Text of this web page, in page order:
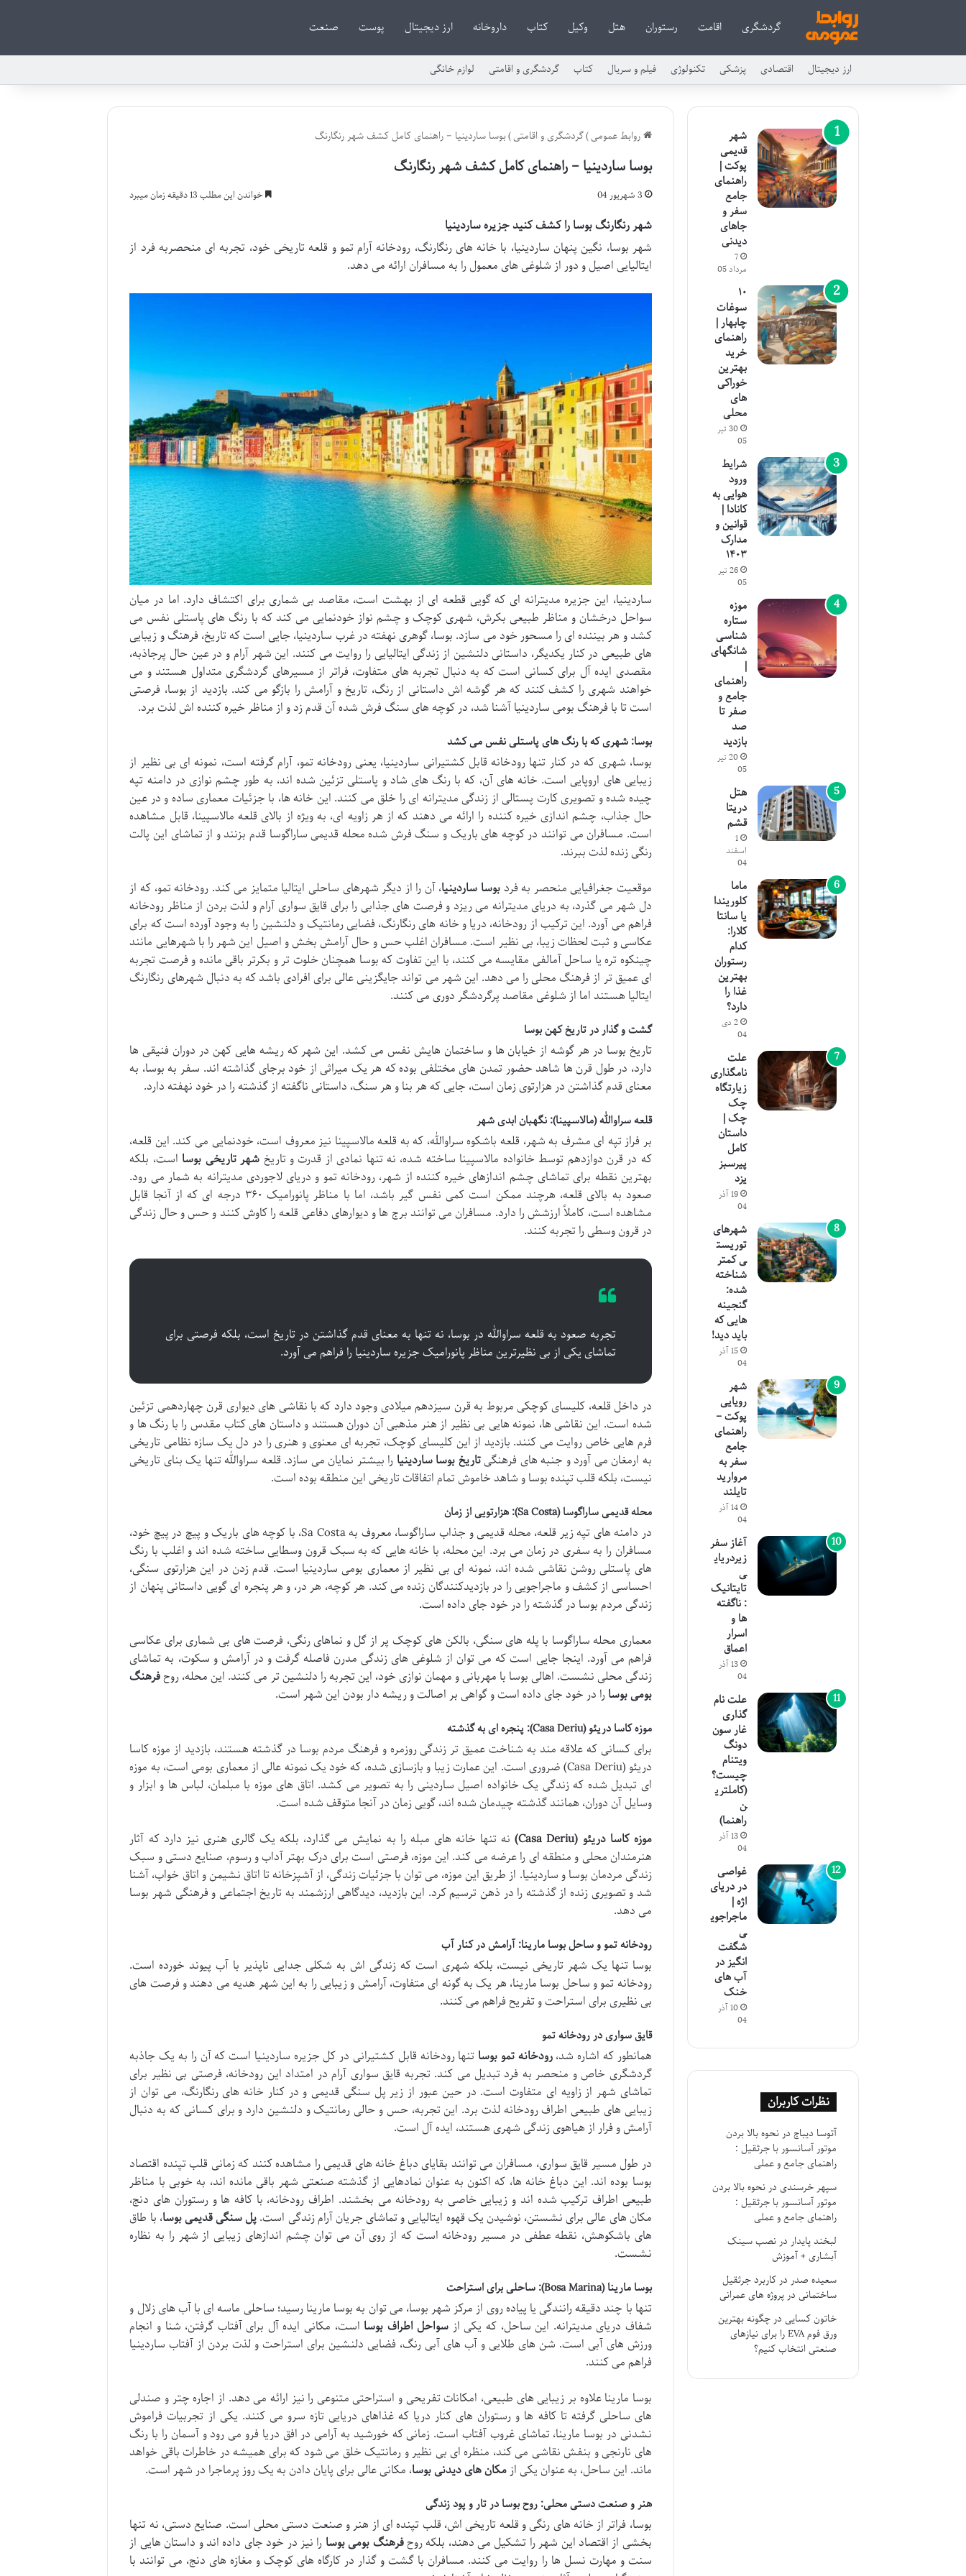
گردشگری اقامت رستوران هتل وکیل کتاب داروخانه ارز دیجیتال پوست صنعت
ارز دیجیتال اقتصادی پزشکی تکنولوژی فیلم و سریال کتاب گردشگری و اقامتی لوازم خانگی
روابط عمومی)گردشگری و اقامتی)بوسا ساردینیا – راهنمای کامل کشف شهر رنگارنگ
بوسا ساردینیا – راهنمای کامل کشف شهر رنگارنگ
3 شهریور 04 خواندن این مطلب 13 دقیقه زمان میبرد
شهر رنگارنگ بوسا را ​​کشف کنید جزیره ساردینیا
شهر بوسا، نگین پنهان ساردینیا، با خانه های رنگارنگ، رودخانه آرام تمو و قلعه تاریخی خود، تجربه ای منحصربه فرد از
ایتالیایی اصیل و دور از شلوغی های معمول را به مسافران ارائه می دهد.
ساردینیا، این جزیره مدیترانه ای که گویی قطعه ای از بهشت است، مقاصد بی شماری برای اکتشاف دارد. اما در میان
سواحل درخشان و مناظر طبیعی بکرش، شهری کوچک و چشم نواز خودنمایی می کند که با رنگ های پاستلی نفس می
کشد و هر بیننده ای را مسحور خود می سازد. بوسا، گوهری نهفته در غرب ساردینیا، جایی است که تاریخ، فرهنگ و زیبایی
های طبیعی در کنار یکدیگر، داستانی دلنشین از زندگی ایتالیایی را روایت می کنند. این شهر آرام و در عین حال پرجاذبه،
مقصدی ایده آل برای کسانی است که به دنبال تجربه های متفاوت، فراتر از مسیرهای گردشگری متداول هستند و می
خواهند شهری را کشف کنند که هر گوشه اش داستانی از رنگ، تاریخ و آرامش را بازگو می کند. بازدید از بوسا، فرصتی
است تا با فرهنگ بومی ساردینیا آشنا شد، در کوچه های سنگ فرش شده آن قدم زد و از مناظر خیره کننده اش لذت برد.
بوسا: شهری که با رنگ های پاستلی نفس می کشد
بوسا، شهری که در کنار تنها رودخانه قابل کشتیرانی ساردینیا، یعنی رودخانه تمو، آرام گرفته است، نمونه ای بی نظیر از
زیبایی های اروپایی است. خانه های آن، که با رنگ های شاد و پاستلی تزئین شده اند، به طور چشم نوازی در دامنه تپه
چیده شده و تصویری کارت پستالی از زندگی مدیترانه ای را خلق می کنند. این خانه ها، با جزئیات معماری ساده و در عین
حال جذاب، چشم اندازی خیره کننده را ارائه می دهند که از هر زاویه ای، به ویژه از بالای قلعه مالاسپینا، قابل مشاهده
است. مسافران می توانند در کوچه های باریک و سنگ فرش شده محله قدیمی ساراگوسا قدم بزنند و از تماشای این پالت
رنگی زنده لذت ببرند.
موقعیت جغرافیایی منحصر به فردبوسا ساردینیا، آن را از دیگر شهرهای ساحلی ایتالیا متمایز می کند. رودخانه تمو، که از
دل شهر می گذرد، به دریای مدیترانه می ریزد و فرصت های جذابی را برای قایق سواری آرام و لذت بردن از مناظر رودخانه
فراهم می آورد. این ترکیب از رودخانه، دریا و خانه های رنگارنگ، فضایی رمانتیک و دلنشین را به وجود آورده است که برای
عکاسی و ثبت لحظات زیبا، بی نظیر است. مسافران اغلب حس و حال آرامش بخش و اصیل این شهر را با شهرهایی مانند
چینکوه تره یا ساحل آمالفی مقایسه می کنند، با این تفاوت که بوسا همچنان خلوت تر و بکرتر باقی مانده و فرصت تجربه
ای عمیق تر از فرهنگ محلی را می دهد. این شهر می تواند جایگزینی عالی برای افرادی باشد که به دنبال شهرهای رنگارنگ
ایتالیا هستند اما از شلوغی مقاصد پرگردشگر دوری می کنند.
گشت و گذار در تاریخ کهن بوسا
تاریخ بوسا در هر گوشه از خیابان ها و ساختمان هایش نفس می کشد. این شهر که ریشه هایی کهن در دوران فنیقی ها
دارد، در طول قرن ها شاهد حضور تمدن های مختلفی بوده که هر یک میراثی از خود برجای گذاشته اند. سفر به بوسا، به
معنای قدم گذاشتن در هزارتوی زمان است، جایی که هر بنا و هر سنگ، داستانی ناگفته از گذشته را در خود نهفته دارد.
قلعه سراوالله (مالاسپینا): نگهبان ابدی شهر
بر فراز تپه ای مشرف به شهر، قلعه باشکوه سراوالله، که به قلعه مالاسپینا نیز معروف است، خودنمایی می کند. این قلعه،
که در قرن دوازدهم توسط خانواده مالاسپینا ساخته شده، نه تنها نمادی از قدرت و تاریخ شهر تاریخی بوسا است، بلکه
بهترین نقطه برای تماشای چشم اندازهای خیره کننده از شهر، رودخانه تمو و دریای لاجوردی مدیترانه به شمار می رود.
صعود به بالای قلعه، هرچند ممکن است کمی نفس گیر باشد، اما با مناظر پانورامیک ۳۶۰ درجه ای که از آنجا قابل
مشاهده است، کاملاً ارزشش را دارد. مسافران می توانند برج ها و دیوارهای دفاعی قلعه را کاوش کنند و حس و حال زندگی
در قرون وسطی را تجربه کنند.
تجربه صعود به قلعه سراوالله در بوسا، نه تنها به معنای قدم گذاشتن در تاریخ است، بلکه فرصتی برای
تماشای یکی از بی نظیرترین مناظر پانورامیک جزیره ساردینیا را فراهم می آورد.
در داخل قلعه، کلیسای کوچکی مربوط به قرن سیزدهم میلادی وجود دارد که با نقاشی های دیواری قرن چهاردهمی تزئین
شده است. این نقاشی ها، نمونه هایی بی نظیر از هنر مذهبی آن دوران هستند و داستان های کتاب مقدس را با رنگ ها و
فرم هایی خاص روایت می کنند. بازدید از این کلیسای کوچک، تجربه ای معنوی و هنری را در دل یک سازه نظامی تاریخی
به ارمغان می آورد و جنبه های فرهنگیتاریخ بوسا ساردینیا را بیشتر نمایان می سازد. قلعه سراوالله تنها یک بنای تاریخی
نیست، بلکه قلب تپنده بوسا و شاهد خاموش تمام اتفاقات تاریخی این منطقه بوده است.
محله قدیمی ساراگوسا (Sa Costa): هزارتویی از زمان
در دامنه های تپه زیر قلعه، محله قدیمی و جذاب ساراگوسا، معروف به Sa Costa، با کوچه های باریک و پیچ در پیچ خود،
مسافران را به سفری در زمان می برد. این محله، با خانه هایی که به سبک قرون وسطایی ساخته شده اند و اغلب با رنگ
های پاستلی روشن نقاشی شده اند، نمونه ای بی نظیر از معماری بومی ساردینیا است. قدم زدن در این هزارتوی سنگی،
احساسی از کشف و ماجراجویی را در بازدیدکنندگان زنده می کند. هر کوچه، هر در، و هر پنجره ای گویی داستانی پنهان از
زندگی مردم بوسا در گذشته را در خود جای داده است.
معماری محله ساراگوسا با پله های سنگی، بالکن های کوچک پر از گل و نماهای رنگی، فرصت های بی شماری برای عکاسی
فراهم می آورد. اینجا جایی است که می توان از شلوغی های زندگی مدرن فاصله گرفت و در آرامش و سکوت، به تماشای
زندگی محلی نشست. اهالی بوسا با مهربانی و مهمان نوازی خود، این تجربه را دلنشین تر می کنند. این محله، روحفرهنگ
بومی بوسارا در خود جای داده است و گواهی بر اصالت و ریشه دار بودن این شهر است.
موزه کاسا دریئو (Casa Deriu): پنجره ای به گذشته
برای کسانی که علاقه مند به شناخت عمیق تر زندگی روزمره و فرهنگ مردم بوسا در گذشته هستند، بازدید از موزه کاسا
دریئو (Casa Deriu) ضروری است. این عمارت زیبا و بازسازی شده، که خود یک نمونه عالی از معماری بومی است، به موزه
ای تبدیل شده که زندگی یک خانواده اصیل ساردینی را به تصویر می کشد. اتاق های موزه با مبلمان، لباس ها و ابزار و
وسایل آن دوران، همانند گذشته چیدمان شده اند، گویی زمان در آنجا متوقف شده است.
موزه کاسا دریئو (Casa Deriu)
نه تنها خانه های مبله را به نمایش می گذارد، بلکه یک گالری هنری نیز دارد که آثار
هنرمندان محلی و منطقه ای را عرضه می کند. این موزه، فرصتی است برای درک بهتر آداب و رسوم، صنایع دستی و سبک
زندگی مردمان بوسا و ساردینیا. از طریق این موزه، می توان با جزئیات زندگی، از آشپزخانه تا اتاق نشیمن و اتاق خواب، آشنا
شد و تصویری زنده از گذشته را در ذهن ترسیم کرد. این بازدید، دیدگاهی ارزشمند به تاریخ اجتماعی و فرهنگی شهر بوسا
می دهد.
رودخانه تمو و ساحل بوسا مارینا: آرامش در کنار آب
بوسا تنها یک شهر تاریخی نیست، بلکه شهری است که زندگی اش به شکلی جدایی ناپذیر با آب پیوند خورده است.
رودخانه تمو و ساحل بوسا مارینا، هر یک به گونه ای متفاوت، آرامش و زیبایی را به این شهر هدیه می دهند و فرصت های
بی نظیری برای استراحت و تفریح فراهم می کنند.
قایق سواری در رودخانه تمو
همانطور که اشاره شد،رودخانه تمو بوسا تنها رودخانه قابل کشتیرانی در کل جزیره ساردینیا است که آن را به یک جاذبه
گردشگری خاص و منحصر به فرد تبدیل می کند. تجربه قایق سواری آرام در امتداد این رودخانه، فرصتی بی نظیر برای
تماشای شهر از زاویه ای متفاوت است. در حین عبور از زیر پل سنگی قدیمی و در کنار خانه های رنگارنگ، می توان از
زیبایی های طبیعی اطراف رودخانه لذت برد. این تجربه، حس و حالی رمانتیک و دلنشین دارد و برای کسانی که به دنبال
آرامش و فرار از هیاهوی زندگی شهری هستند، ایده آل است.
در طول مسیر قایق سواری، مسافران می توانند بقایای دباغ خانه های قدیمی را مشاهده کنند که زمانی قلب تپنده اقتصاد
بوسا بوده اند. این دباغ خانه ها، که اکنون به عنوان نمادهایی از گذشته صنعتی شهر باقی مانده اند، به خوبی با مناظر
طبیعی اطراف ترکیب شده اند و زیبایی خاصی به رودخانه می بخشند. اطراف رودخانه، با کافه ها و رستوران های دنج،
مکان های عالی برای نشستن، نوشیدن یک قهوه ایتالیایی و تماشای جریان آرام زندگی است.پل سنگی قدیمی بوسا، با طاق
های باشکوهش، نقطه عطفی در مسیر رودخانه است که از روی آن می توان چشم اندازهای زیبایی از شهر را به نظاره
نشست.
بوسا مارینا (Bosa Marina): ساحلی برای استراحت
تنها با چند دقیقه رانندگی یا پیاده روی از مرکز شهر بوسا، می توان به بوسا مارینا رسید؛ ساحلی ماسه ای با آب های زلال و
شفاف دریای مدیترانه. این ساحل، که یکی از سواحل اطراف بوسا است، مکانی ایده آل برای آفتاب گرفتن، شنا و انجام
ورزش های آبی است. شن های طلایی و آب های آبی رنگ، فضایی دلنشین برای استراحت و لذت بردن از آفتاب ساردینیا
فراهم می کنند.
بوسا مارینا علاوه بر زیبایی های طبیعی، امکانات تفریحی و استراحتی متنوعی را نیز ارائه می دهد. از اجاره چتر و صندلی
های ساحلی گرفته تا کافه ها و رستوران های کنار دریا که غذاهای دریایی تازه سرو می کنند. یکی از تجربیات فراموش
نشدنی در بوسا مارینا، تماشای غروب آفتاب است. زمانی که خورشید به آرامی در افق دریا فرو می رود و آسمان را با رنگ
های نارنجی و بنفش نقاشی می کند، منظره ای بی نظیر و رمانتیک خلق می شود که برای همیشه در خاطرات باقی خواهد
ماند. این ساحل، به عنوان یکی ازمکان های دیدنی بوسا، مکانی عالی برای پایان دادن به یک روز پرماجرا در شهر است.
هنر و صنعت دستی محلی: روح بوسا در تار و پود زندگی
بوسا، فراتر از خانه های رنگی و قلعه تاریخی اش، قلب تپنده ای از هنر و صنعت دستی محلی است. صنایع دستی، نه تنها
بخشی از اقتصاد این شهر را تشکیل می دهند، بلکه روحفرهنگ بومی بوسا را نیز در خود جای داده اند و داستان هایی از
سنت و مهارت نسل ها را روایت می کنند. مسافران با گشت و گذار در کارگاه های کوچک و مغازه های دنج، می توانند با
شهر
قدیمی
پوکت |
راهنمای
جامع
سفر و
جاهای
دیدنی
7
مرداد 05
۱۰
سوغات
چابهار |
راهنمای
خرید
بهترین
خوراکی
های
محلی
30 تیر
05
شرایط
ورود
هوایی به
کانادا |
قوانین و
مدارک
۱۴۰۳
26 تیر
05
موزه
ستاره
شناسی
شانگهای
|
راهنمای
جامع و
صفر تا
صد
بازدید
20 تیر
05
هتل
دریتا
قشم
1
اسفند
04
ماما
کلوریندا
یا سانتا
کلارا:
کدام
رستوران
بهترین
غذا را
دارد؟
2 دی
04
علت
نامگذاری
زیارتگاه
چک
چک |
داستان
کامل
پیرسبز
یزد
19 آذر
04
شهرهای
توریست
ی کمتر
شناخته
شده:
گنجینه
هایی که
باید دید!
15 آذر
04
شهر
رویایی
پوکت –
راهنمای
جامع
سفر به
مروارید
تایلند
14 آذر
04
آغاز سفر
زیردریای
ی
تایتانیک
: ناگفته
ها و
اسرار
اعماق
13 آذر
04
علت نام
گذاری
غار سون
دونگ
ویتنام
چیست؟
(کاملتری
ن
راهنما)
13 آذر
04
غواصی
در دریای
اژه |
ماجراجوی
ی
شگفت
انگیز در
آب های
خنک
10 آذر
04
نظرات کاربران
آتوسا دیباج درنحوه بالا بردن
موتور آسانسور با جرثقیل :
راهنمای جامع و عملی
سپهر خرسندی درنحوه بالا بردن
موتور آسانسور با جرثقیل :
راهنمای جامع و عملی
لبخند پایدار درنصب سینک
آبشاری + آموزش
سعیده صدر درکاربرد جرثقیل
ساختمانی در پروژه های عمرانی
خاتون کسایی درچگونه بهترین
ورق فوم EVA را برای نیازهای
صنعتی انتخاب کنیم؟